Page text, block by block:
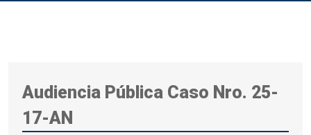
Audiencia Pública Caso Nro. 25-
17-AN